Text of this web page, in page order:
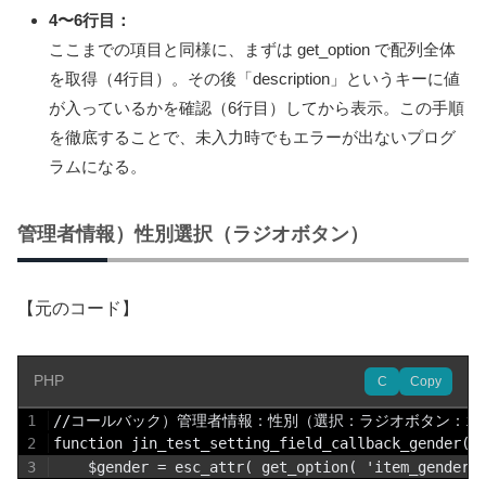
4〜6行目：
ここまでの項目と同様に、まずは get_option で配列全体
を取得（4行目）。その後「description」というキーに値
が入っているかを確認（6行目）してから表示。この手順
を徹底することで、未入力時でもエラーが出ないプログ
ラムになる。
管理者情報）性別選択（ラジオボタン）
【元のコード】
PHP C Copy
1
//コールバック）管理者情報：性別（選択：ラジオボタン：
2
function jin_test_setting_field_callback_gender(){
3
$gender = esc_attr( get_option( 'item_gender'